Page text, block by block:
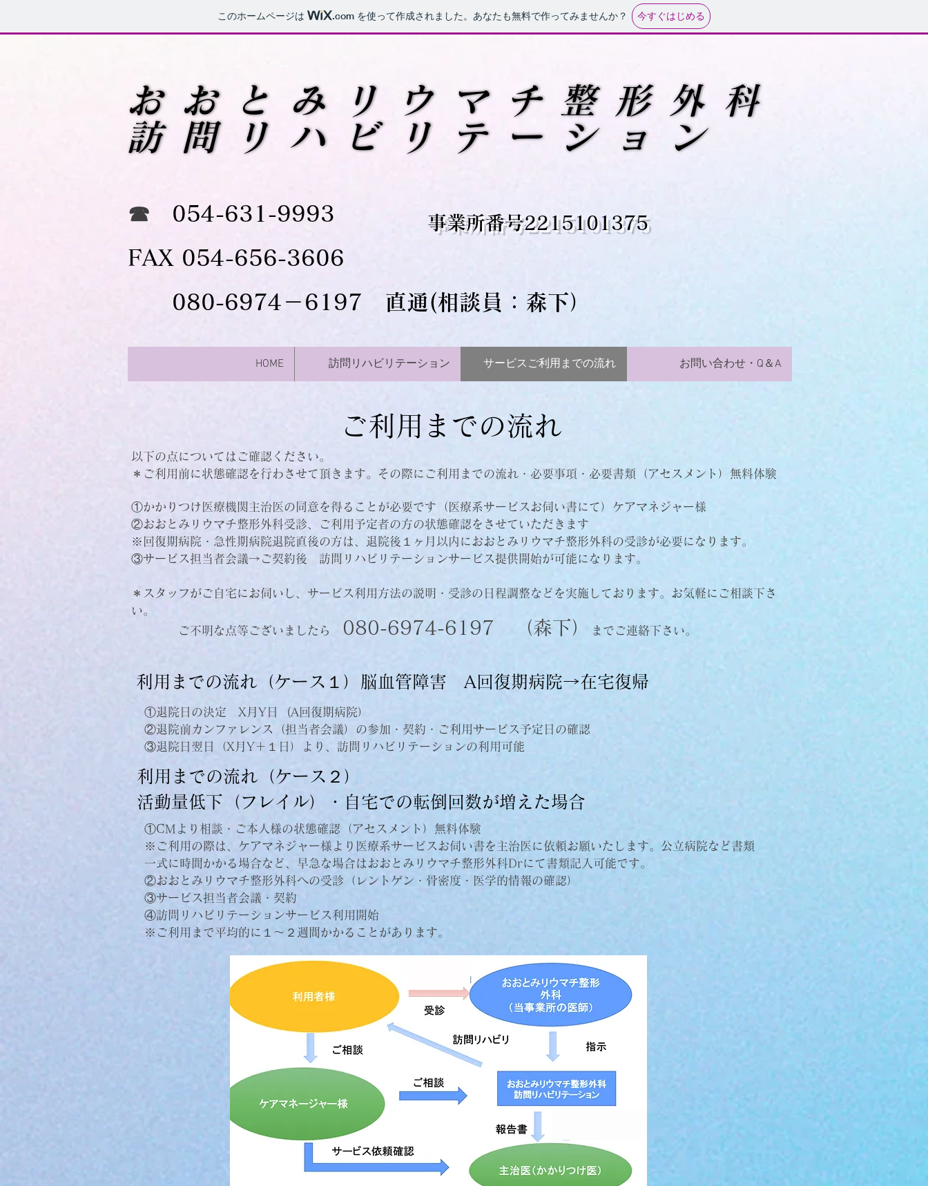
このホームページは .com を使って作成されました。あなたも無料で作ってみませんか？ 今すぐはじめる
おおとみリウマチ整形外科
訪問リハビリテーション
おおとみリウマチ整形外科
訪問リハビリテーション
☎ 054-631-9993
​FAX 054-656-3606
​​ 080-6974－6197 直通(相談員：森下）
事業所番号2215101375
HOME 訪問リハビリテーション サービスご利用までの流れ お問い合わせ・Q＆A
​ご利用までの流れ
​以下の点についてはご確認ください。
​＊ご利用前に状態確認を行わさせて頂きます。その際にご利用までの流れ・必要事項・必要書類（アセスメント）無料体験
①かかりつけ医療機関主治医の同意を得ることが必要です（医療系サービスお伺い書にて）ケアマネジャー様
②おおとみリウマチ整形外科受診、ご利用予定者の方の状態確認をさせていただきます
​※回復期病院・急性期病院退院直後の方は、退院後１ヶ月以内におおとみリウマチ整形外科の受診が必要になります。
③サービス担当者会議→ご契約後 訪問リハビリテーションサービス提供開始が可能になります。
​＊スタッフがご自宅にお伺いし、サービス利用方法の説明・受診の日程調整などを実施しております。お気軽にご相談下さ
い。
​ ご不明な点等ございましたら
080-6974-6197 （森下） までご連絡下さい。
​利用までの流れ（ケース１）脳血管障害 A回復期病院→在宅復帰
①退院日の決定 X月Y日 (A回復期病院）
②退院前カンファレンス（担当者会議）の参加・契約・ご利用サービス予定日の確認
③退院日翌日（X月Y＋１日）より、訪問リハビリテーションの利用可能
​利用までの流れ（ケース２）
活動量低下（フレイル）・自宅での転倒回数が増えた場合
①CMより相談・ご本人様の状態確認（アセスメント）無料体験
※ご利用の際は、ケアマネジャー様より医療系サービスお伺い書を主治医に依頼お願いたします。公立病院など書類
一式に時間かかる場合など、早急な場合はおおとみリウマチ整形外科Drにて書類記入可能です。
②おおとみリウマチ整形外科への受診（レントゲン・骨密度・医学的情報の確認）
③サービス担当者会議・契約
​④訪問リハビリテーションサービス利用開始
​※ご利用まで平均的に１〜２週間かかることがあります。